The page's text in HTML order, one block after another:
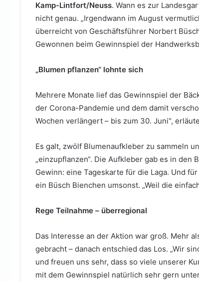
Kamp-Lintfort/Neuss. Wann es zur
nicht genau. „Irgendwann im August
überreicht von Geschäftsführer Norbert
Gewonnen beim Gewinnspiel der
„Blumen pflanzen“ lohnte sich
Mehrere Monate lief das Gewinnspiel der
der Corona-Pandemie und dem damit
Wochen verlängert – bis zum 30. Juni“,
Es galt, zwölf Blumenaufkleber zu sammeln
„einzupflanzen“. Die Aufkleber gab es in
Gewinn: eine Tageskarte für die Laga. Und
ein Büsch Bienchen umsonst. „Weil die
Rege Teilnahme – überregional
Das Interesse an der Aktion war groß. Mehr
gebracht – danach entschied das Los. „Wir
und freuen uns sehr, dass so viele unserer
mit dem Gewinnspiel natürlich sehr gern